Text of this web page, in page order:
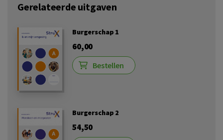
Gerelateerde uitgaven
Burgerschap 1
60,00
Bestellen
Burgerschap 2
54,50